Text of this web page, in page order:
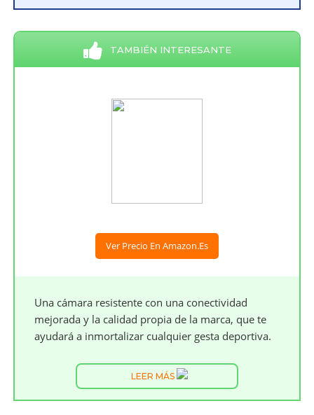
TAMBIÉN INTERESANTE
Ver Precio En Amazon.es
Una cámara resistente con una conectividad
mejorada y la calidad propia de la marca, que te
ayudará a inmortalizar cualquier gesta deportiva.
LEER MÁS